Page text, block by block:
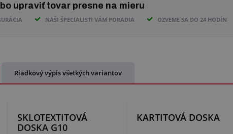
upraviť tovar presne na mieru
NAŠI ŠPECIALISTI VÁM PORADIA OZVEME SA DO 24 HODÍN
Riadkový výpis všetkých variantov
SKLOTEXTITOVÁ
DOSKA G10
KARTITOVÁ DOSKA